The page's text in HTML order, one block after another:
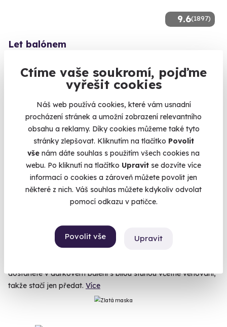
Ctíme vaše soukromí, pojďme
vyřešit cookies
Náš web používá cookies, které vám usnadní
procházení stránek a umožní zobrazení relevantního
obsahu a reklamy. Díky cookies můžeme také tyto
stránky zlepšovat. Kliknutím na tlačítko Povolit
vše nám dáte souhlas s použitím všech cookies na
webu. Po kliknutí na tlačítko Upravit se dozvíte více
informací o cookies a zároveň můžete povolit jen
některé z nich. Váš souhlas můžete kdykoliv odvolat
pomocí odkazu v patičce.
Povolit vše Upravit
9.6(1897)
Let balónem
Brno (+ 40 dalších lokalit)
2 590 Kč
Zobrazit zážitky na mapě
Vybrat ten správný svatební dar je umění. Vybrat něco
zábavného, neotřelého a zároveň zábavného zaměstnává
mnoho svatebních hostí. U nás najdete jak levné, tak luxusní
samotném absolvování zážitku. Je přece nuda darovat sadu
příborů či domácího robota, když si novomanželé mohou
skočit bungee, zalétat na flyboardu nebo strávit líbánky na
dostanete v dárkovém balení s bílou stuhou včetně věnování,
takže stačí jen předat. Více